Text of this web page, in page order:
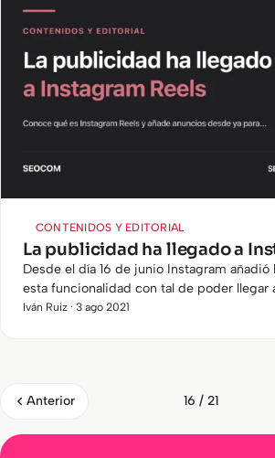
CONTENIDOS Y EDITORIAL
La publicidad ha llegado a
Desde el día 16 de junio Instagram
esta funcionalidad con tal de poder llegar
personas que aún no están utilizando este
Iván Ruiz · 3 ago 2021
Anterior 16 / 21